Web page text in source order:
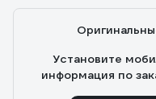
Установите
информация по